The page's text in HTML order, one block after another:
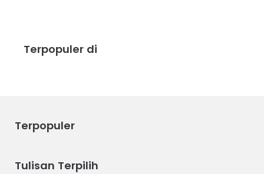
Terpopuler di
Terpopuler
Tulisan Terpilih